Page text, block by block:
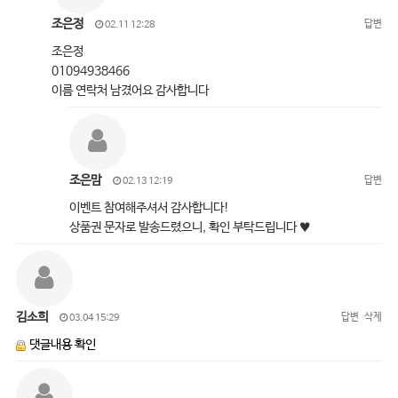
조은정 02.11 12:28 답변
조은정
01094938466
이름 연락처 남겼어요 감사합니다
조은맘 02.13 12:19 답변
이벤트 참여해주셔서 감사합니다!
상품권 문자로 발송드렸으니, 확인 부탁드립니다 ♥
김소희 03.04 15:29 답변 삭제
댓글내용 확인